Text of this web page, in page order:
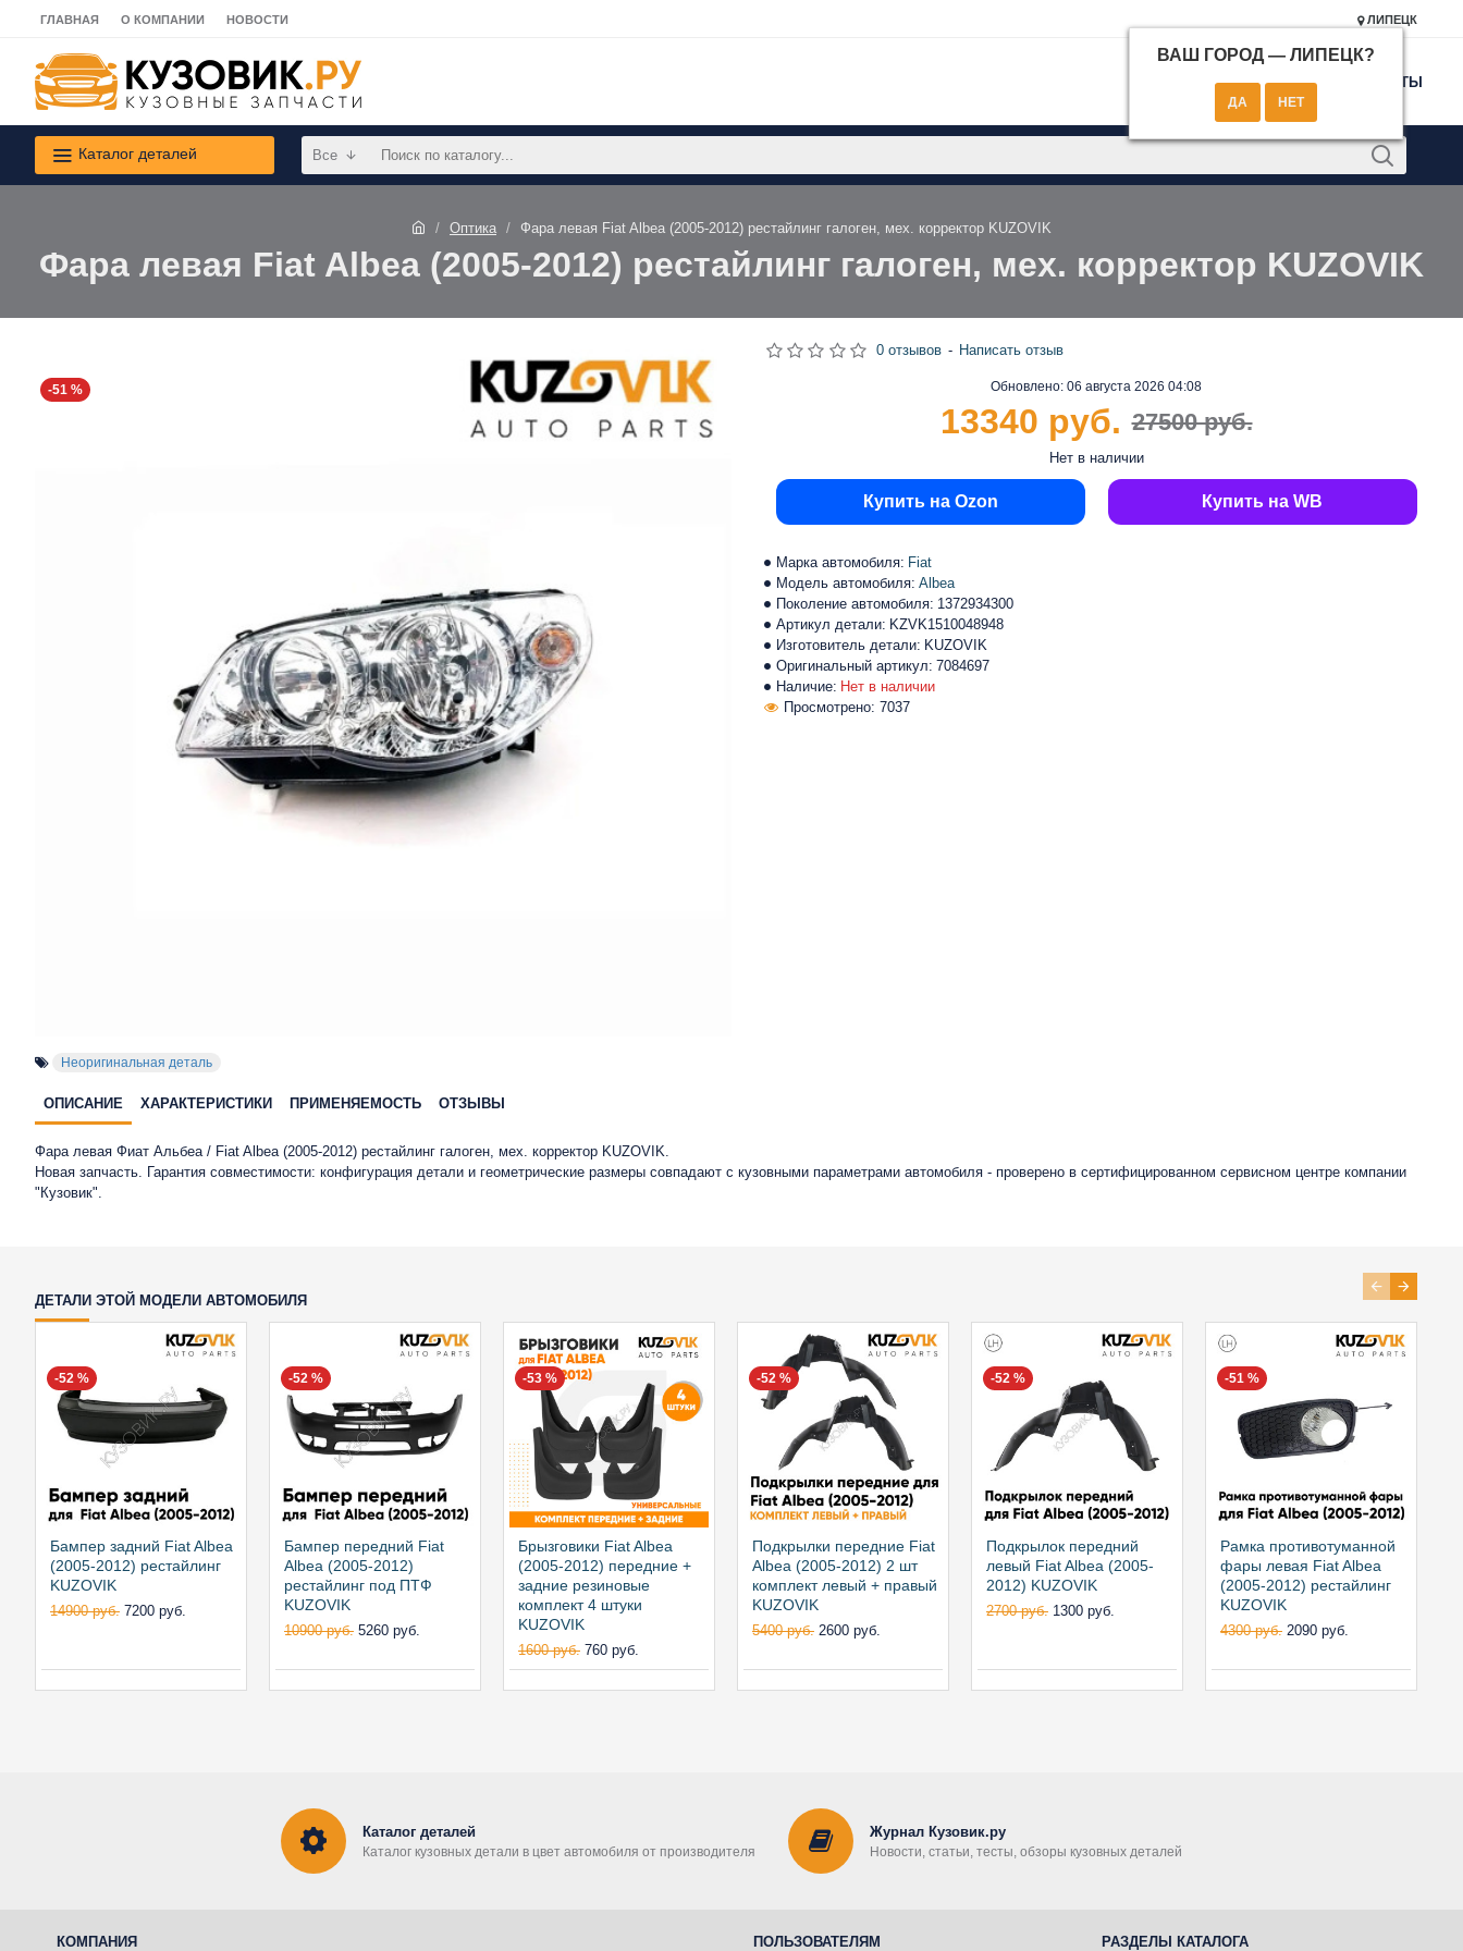
ГЛАВНАЯ О КОМПАНИИ НОВОСТИ ЛИПЕЦК
ВАШ ГОРОД — ЛИПЕЦК?
КОНТАКТЫ
Каталог деталей Все
Оптика Фара левая Fiat Albea (2005-2012) рестайлинг галоген, мех. корректор KUZOVIK
Фара левая Fiat Albea (2005-2012) рестайлинг галоген, мех. корректор KUZOVIK
-51 %
Неоригинальная деталь
Наличие: Нет в наличии
Марка автомобиля: Fiat
Модель автомобиля: Albea
Поколение автомобиля: 1372934300
Артикул детали: KZVK1510048948
Изготовитель детали: KUZOVIK
Оригинальный артикул: 7084697
Просмотрено: 7037
Обновлено: 06 августа 2026 04:08
Нет в наличии
0 отзывов - Написать отзыв
27500 руб.
13340 руб.
Купить на Ozon Купить на WB
ОПИСАНИЕ ХАРАКТЕРИСТИКИ ПРИМЕНЯЕМОСТЬ ОТЗЫВЫ
Фара левая Фиат Альбеа / Fiat Albea (2005-2012) рестайлинг галоген, мех. корректор KUZOVIK.
Новая запчасть. Гарантия совместимости: конфигурация детали и геометрические размеры совпадают с кузовными параметрами автомобиля - проверено в сертифицированном сервисном центре компании
"Кузовик".
ДЕТАЛИ ЭТОЙ МОДЕЛИ АВТОМОБИЛЯ
-52 %
Бампер задний Fiat Albea
(2005-2012) рестайлинг
KUZOVIK
14900 руб. 7200 руб.
-52 %
Бампер передний Fiat
Albea (2005-2012)
рестайлинг под ПТФ
KUZOVIK
10900 руб. 5260 руб.
-53 %
Брызговики Fiat Albea
(2005-2012) передние +
задние резиновые
комплект 4 штуки
KUZOVIK
1600 руб. 760 руб.
-52 %
Подкрылки передние Fiat
Albea (2005-2012) 2 шт
комплект левый + правый
KUZOVIK
5400 руб. 2600 руб.
-52 %
Подкрылок передний
левый Fiat Albea (2005-
2012) KUZOVIK
2700 руб. 1300 руб.
-51 %
Рамка противотуманной
фары левая Fiat Albea
(2005-2012) рестайлинг
KUZOVIK
4300 руб. 2090 руб.
Каталог деталей
Каталог кузовных детали в цвет автомобиля от производителя
Журнал Кузовик.ру
Новости, статьи, тесты, обзоры кузовных деталей
КОМПАНИЯ ПОЛЬЗОВАТЕЛЯМ РАЗДЕЛЫ КАТАЛОГА